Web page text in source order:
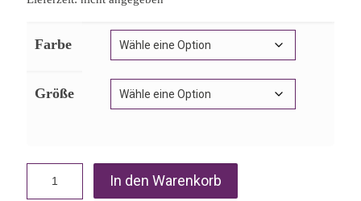
Farbe
Größe
In den Warenkorb